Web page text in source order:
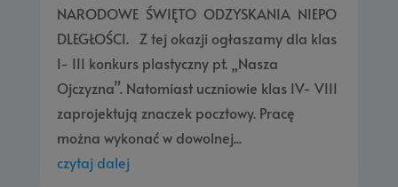
NARODOWE ŚWIĘTO ODZYSKANIA NIEPO
DLEGŁOŚCI. Z tej okazji ogłaszamy dla klas
I- III konkurs plastyczny pt. „Nasza
Ojczyzna”. Natomiast uczniowie klas IV- VIII
zaprojektują znaczek pocztowy. Pracę
można wykonać w dowolnej...
czytaj dalej